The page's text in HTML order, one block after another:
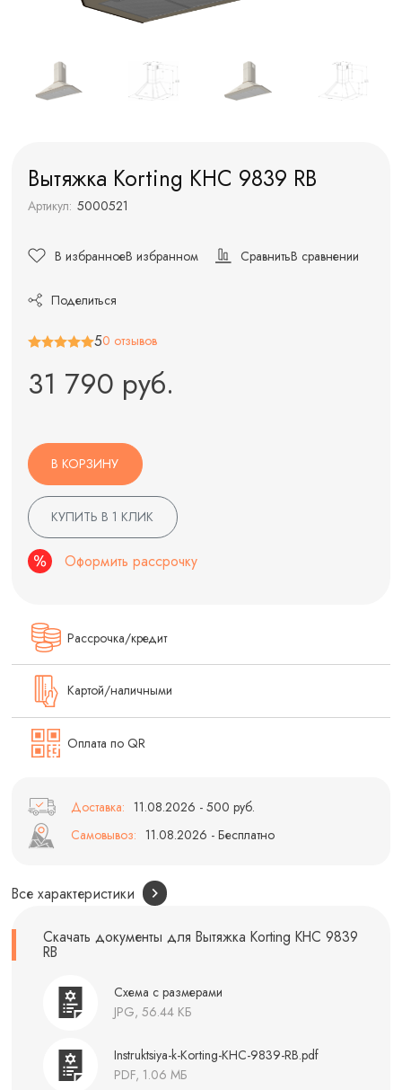
Вытяжка Korting KHC 9839 RB
Артикул: 5000521
В избранноеВ избранном СравнитьВ сравнении
Поделиться
50 отзывов
31 790 руб.
В КОРЗИНУ
КУПИТЬ В 1 КЛИК
Оформить рассрочку
Рассрочка/кредит
Картой/наличными
Оплата по QR
Доставка: 11.08.2026 - 500 руб.
Самовывоз: 11.08.2026 - Бесплатно
Все характеристики
Скачать документы для Вытяжка Korting KHC 9839
RB
Схема с размерами
JPG, 56.44 КБ
Instruktsiya-k-Korting-KHC-9839-RB.pdf
PDF, 1.06 МБ